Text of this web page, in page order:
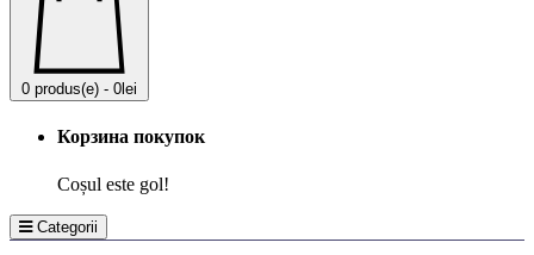
0 produs(e) - 0lei
Корзина покупок
Coșul este gol!
Categorii